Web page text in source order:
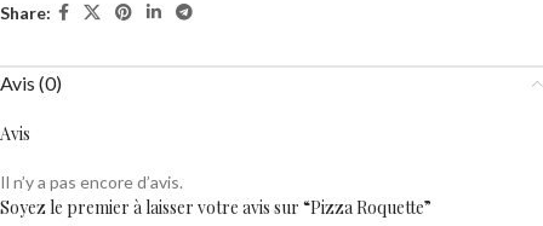
Share:
Avis (0)
Avis
Il n’y a pas encore d’avis.
Soyez le premier à laisser votre avis sur “Pizza Roquette”